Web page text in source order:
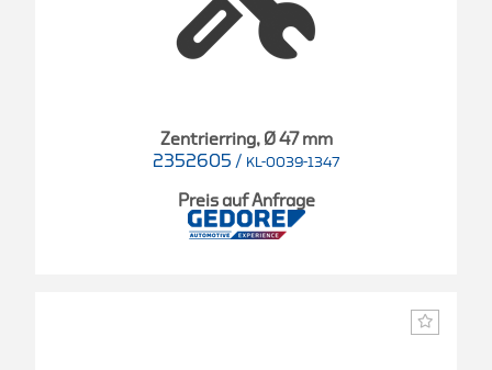
Zentrierring, Ø 47 mm
2352605 / KL-0039-1347
Preis auf Anfrage